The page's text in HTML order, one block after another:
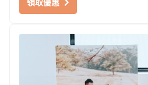
領取優惠